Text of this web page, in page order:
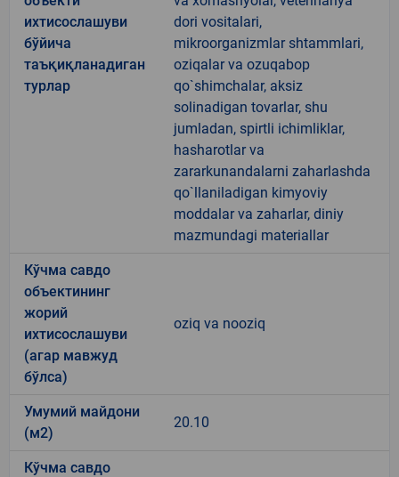
ихтисослашуви
бўйича
таъқиқланадиган
турлар
dori vositalari,
mikroorganizmlar shtammlari,
oziqalar va ozuqabop
qo`shimchalar, aksiz
solinadigan tovarlar, shu
jumladan, spirtli ichimliklar,
hasharotlar va
zararkunandalarni zaharlashda
qo`llaniladigan kimyoviy
moddalar va zaharlar, diniy
mazmundagi materiallar
Кўчма савдо
объектининг
жорий
ихтисослашуви
(агар мавжуд
бўлса)
oziq va nooziq
Умумий майдони
(м2)
20.10
Кўчма савдо